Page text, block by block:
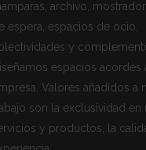
archivo,
espera, espacios de ocio,
y
espacios acordes
Valores añadidos a
son la exclusividad en
y productos, la